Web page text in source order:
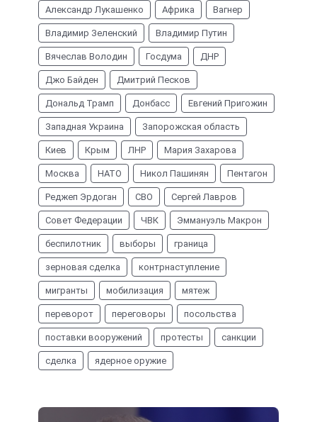
Александр Лукашенко Африка Вагнер
Владимир Зеленский Владимир Путин
Вячеслав Володин Госдума ДНР
Джо Байден Дмитрий Песков
Дональд Трамп Донбасс Евгений Пригожин
Западная Украина Запорожская область
Киев Крым ЛНР Мария Захарова
Москва НАТО Никол Пашинян Пентагон
Реджеп Эрдоган СВО Сергей Лавров
Совет Федерации ЧВК Эммануэль Макрон
беспилотник выборы граница
зерновая сделка контрнаступление
мигранты мобилизация мятеж
переворот переговоры посольства
поставки вооружений протесты санкции
сделка ядерное оружие